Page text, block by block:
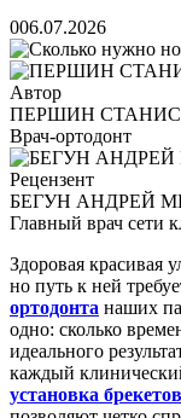
006.07.2026
Автор
ПЕРШИН
Врач-ортодонт
Рецензент
БЕГУН АНДРЕЙ
Главный врач сети
Здоровая красивая
но путь к ней
ортодонта наших
одно: сколько
идеального
каждый
установка брекетов